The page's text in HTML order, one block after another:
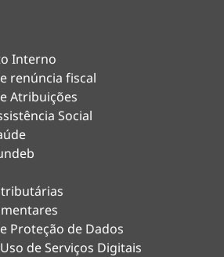
Interno
renúncia fiscal
Atribuições
Social
Proteção de Dados
de Serviços Digitais